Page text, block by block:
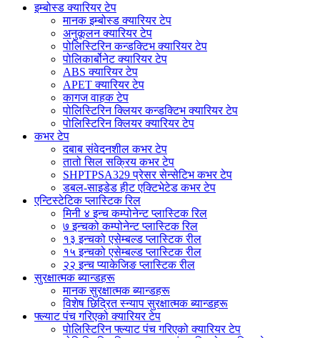
इम्बोस्ड क्यारियर टेप
मानक इम्बोस्ड क्यारियर टेप
अनुकूलन क्यारियर टेप
पोलिस्टिरिन कन्डक्टिभ क्यारियर टेप
पोलिकार्बोनेट क्यारियर टेप
ABS क्यारियर टेप
APET क्यारियर टेप
कागज वाहक टेप
पोलिस्टिरिन क्लियर कन्डक्टिभ क्यारियर टेप
पोलिस्टिरिन क्लियर क्यारियर टेप
कभर टेप
दबाब संवेदनशील कभर टेप
तातो सिल सक्रिय कभर टेप
SHPTPSA329 प्रेसर सेन्सेटिभ कभर टेप
डबल-साइडेड हीट एक्टिभेटेड कभर टेप
एन्टिस्टेटिक प्लास्टिक रिल
मिनी ४ इन्च कम्पोनेन्ट प्लास्टिक रिल
७ इन्चको कम्पोनेन्ट प्लास्टिक रिल
१३ इन्चको एसेम्बल्ड प्लास्टिक रील
१५ इन्चको एसेम्बल्ड प्लास्टिक रील
२२ इन्च प्याकेजिङ प्लास्टिक रील
सुरक्षात्मक ब्यान्डहरू
मानक सुरक्षात्मक ब्यान्डहरू
विशेष छिद्रित स्न्याप सुरक्षात्मक ब्यान्डहरू
फ्ल्याट पंच गरिएको क्यारियर टेप
पोलिस्टिरिन फ्ल्याट पंच गरिएको क्यारियर टेप